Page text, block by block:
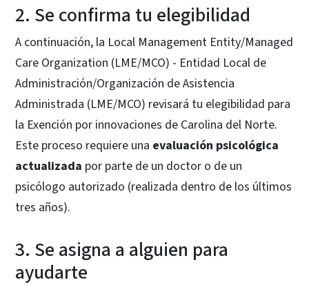
2. Se confirma tu elegibilidad
A continuación, la Local Management Entity/Managed
Care Organization (LME/MCO) - Entidad Local de
Administración/Organización de Asistencia
Administrada (LME/MCO) revisará tu elegibilidad para
la Exención por innovaciones de Carolina del Norte.
Este proceso requiere una evaluación psicológica
actualizada por parte de un doctor o de un
psicólogo autorizado (realizada dentro de los últimos
tres años).
3. Se asigna a alguien para
ayudarte